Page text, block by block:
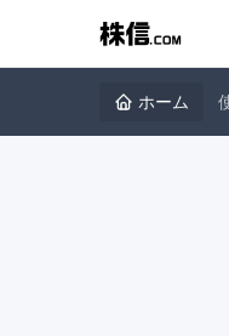
ホーム